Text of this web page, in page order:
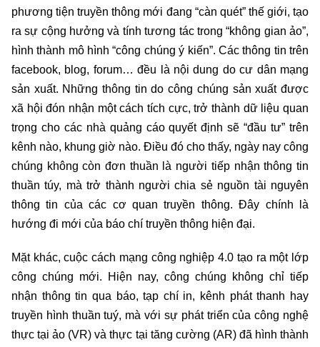
phương tiện truyền thông mới đang “càn quét” thế giới, tạo
ra sự cộng hưởng và tính tương tác trong “không gian ảo”,
hình thành mô hình “công chúng ý kiến”. Các thông tin trên
facebook, blog, forum… đều là nội dung do cư dân mạng
sản xuất. Những thông tin do công chúng sản xuất được
xã hội đón nhận một cách tích cực, trở thành dữ liệu quan
trọng cho các nhà quảng cáo quyết định sẽ “đầu tư” trên
kênh nào, khung giờ nào. Điều đó cho thấy, ngày nay công
chúng không còn đơn thuần là người tiếp nhận thông tin
thuần túy, mà trở thành người chia sẻ nguồn tài nguyên
thông tin của các cơ quan truyền thông. Đây chính là
hướng đi mới của báo chí truyền thông hiện đại.
Mặt khác, cuộc cách mạng công nghiệp 4.0 tạo ra một lớp
công chúng mới. Hiện nay, công chúng không chỉ tiếp
nhận thông tin qua báo, tạp chí in, kênh phát thanh hay
truyền hình thuần tuý, mà với sự phát triển của công nghệ
thực tại ảo (VR) và thực tại tăng cường (AR) đã hình thành